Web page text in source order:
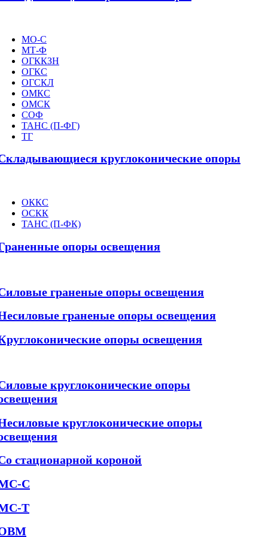
МО-С
МТ-Ф
ОГККЗН
ОГКС
ОГСКЛ
ОМКС
ОМСК
СОФ
ТАНС (П-ФГ)
ТГ
круглоконические опоры
ОККС
ОСКК
ТАНС (П-ФК)
опоры освещения
граненые опоры освещения
граненые опоры освещения
опоры освещения
круглоконические опоры
круглоконические опоры
стационарной короной
С
Т